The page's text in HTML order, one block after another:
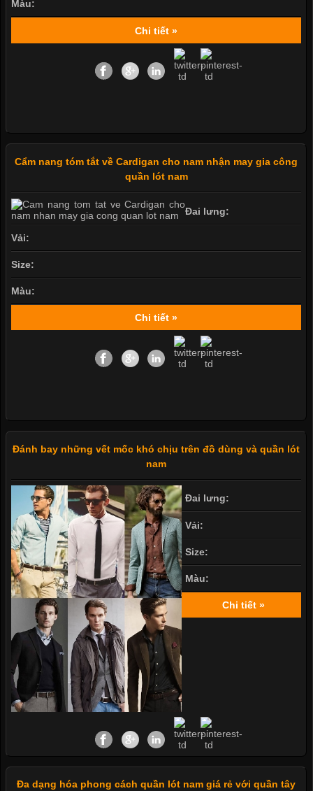
Màu:
Chi tiết »
Cẩm nang tóm tắt về Cardigan cho nam nhận may gia công
quần lót nam
Đai lưng:
Vải:
Size:
Màu:
Chi tiết »
Đánh bay những vết mốc khó chịu trên đồ dùng và quần lót
nam
Đai lưng:
Vải:
Size:
Màu:
Chi tiết »
Đa dạng hóa phong cách quần lót nam giá rẻ với quần tây